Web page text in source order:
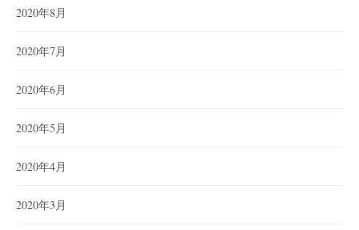
2020年8月
2020年7月
2020年6月
2020年5月
2020年4月
2020年3月